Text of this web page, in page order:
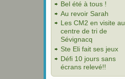
Bel été à tous !
Au revoir Sarah
Les CM2 en visite au
centre de tri de
Sévignacq
Ste Eli fait ses jeux
Défi 10 jours sans
écrans relevé!!